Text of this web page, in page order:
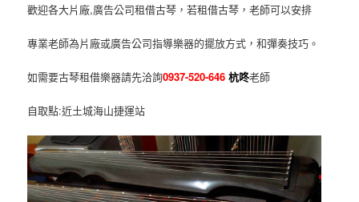
歡迎各大片廠,廣告公司租借古琴，若租借古琴，老師可以安排
專業老師為片廠或廣告公司指導樂器的擺放方式，和彈奏技巧。
如需要古琴租借樂器請先洽詢0937-520-646杭咚老師
自取點:近土城海山捷運站